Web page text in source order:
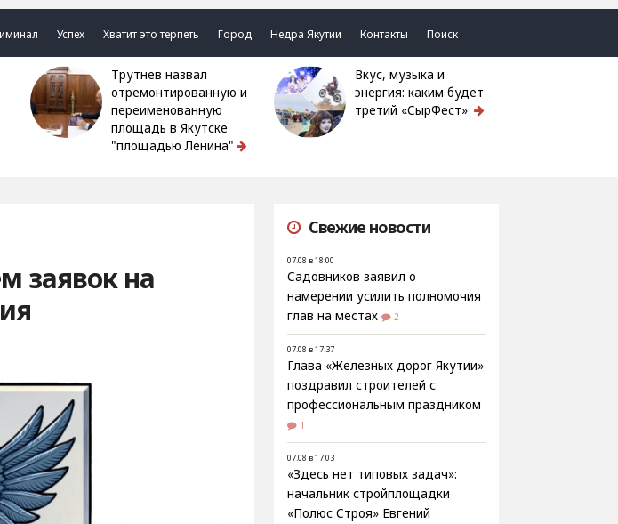
Успех Хватит это терпеть Город Недра Якутии Контакты Поиск
Трутнев назвал
отремонтированную и
переименованную
площадь в Якутске
"площадью Ленина"
Вкус, музыка и
энергия: каким будет
третий «СырФест»
заявок на
Свежие новости
07.08 в 18:00
Садовников заявил о
намерении усилить полномочия
глав на местах
2
07.08 в 17:37
Глава «Железных дорог Якутии»
поздравил строителей с
профессиональным праздником
1
07.08 в 17:03
«Здесь нет типовых задач»:
начальник стройплощадки
«Полюс Строя» Евгений